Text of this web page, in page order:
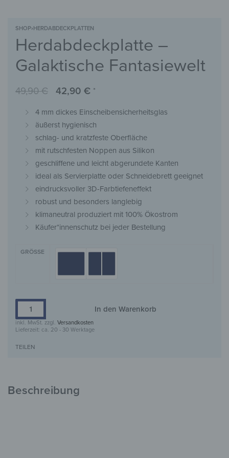
SHOP›HERDABDECKPLATTEN
Herdabdeckplatte –
Galaktische Fantasiewelt
49,90€ 42,90 € *
4 mm dickes Einscheibensicherheitsglas
äußerst hygienisch
schlag- und kratzfeste Oberfläche
mit rutschfesten Noppen aus Silikon
geschliffene und leicht abgerundete Kanten
ideal als Servierplatte oder Schneidebrett geeignet
eindrucksvoller 3D-Farbtiefeneffekt
robust und besonders langlebig
klimaneutral produziert mit 100% Ökostrom
Käufer*innenschutz bei jeder Bestellung
GRÖSSE
In den Warenkorb
inkl. MwSt. zzgl. Versandkosten
Lieferzeit: ca. 20 - 30 Werktage
TEILEN
Beschreibung